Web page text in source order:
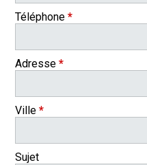
Téléphone *
Adresse *
Ville *
Sujet